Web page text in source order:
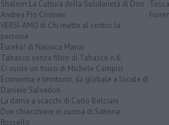
Shalom La Cultura della Solidarietà di Don
Andrea Pio Cristiani
VERSI-AMO di Chi mette al centro la
persona
Eureka! di Nausica Manzi
Tabasco senza filtro di Tabasco n.6
Ci vuole un fisico di Michele Campisi
Economia e territorio, da globale a locale di
Daniele Salvadori
La dama a scacchi di Carlo Belciani
Due chiacchiere in cucina di Sabrina
Rossello